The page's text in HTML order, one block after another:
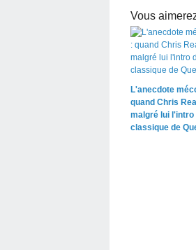
Vous
L'anecdote
quand Chris
malgré lui l'intro
classique de